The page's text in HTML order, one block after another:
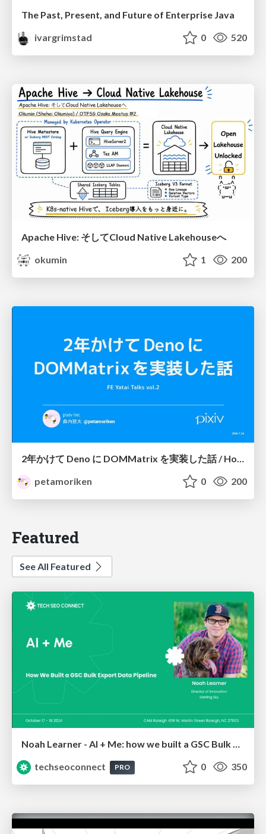
The Past, Present, and Future of Enterprise Java
ivargrimstad
0 520
Apache Hive: そしてCloud Native Lakehouseへ
okumin
1 200
2年かけて Deno に DOMMatrix を実装した話 / How I implemented DOMMatrix in Deno over two years
petamoriken
0 200
Featured
See All Featured
Noah Learner - AI + Me: how we built a GSC Bulk Export data pipeline
techseoconnect
PRO 0 350